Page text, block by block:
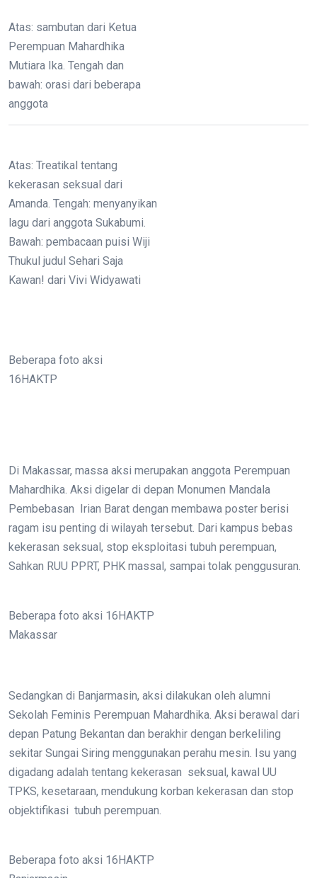
Atas: sambutan dari Ketua
Perempuan Mahardhika
Mutiara Ika. Tengah dan
bawah: orasi dari beberapa
anggota
Atas: Treatikal tentang
kekerasan seksual dari
Amanda. Tengah: menyanyikan
lagu dari anggota Sukabumi.
Bawah: pembacaan puisi Wiji
Thukul judul Sehari Saja
Kawan! dari Vivi Widyawati
Beberapa foto aksi
16HAKTP
Di Makassar, massa aksi merupakan anggota Perempuan
Mahardhika. Aksi digelar di depan Monumen Mandala
Pembebasan Irian Barat dengan membawa poster berisi
ragam isu penting di wilayah tersebut. Dari kampus bebas
kekerasan seksual, stop eksploitasi tubuh perempuan,
Sahkan RUU PPRT, PHK massal, sampai tolak penggusuran.
Beberapa foto aksi 16HAKTP
Makassar
Sedangkan di Banjarmasin, aksi dilakukan oleh alumni
Sekolah Feminis Perempuan Mahardhika. Aksi berawal dari
depan Patung Bekantan dan berakhir dengan berkeliling
sekitar Sungai Siring menggunakan perahu mesin. Isu yang
digadang adalah tentang kekerasan seksual, kawal UU
TPKS, kesetaraan, mendukung korban kekerasan dan stop
objektifikasi tubuh perempuan.
Beberapa foto aksi 16HAKTP